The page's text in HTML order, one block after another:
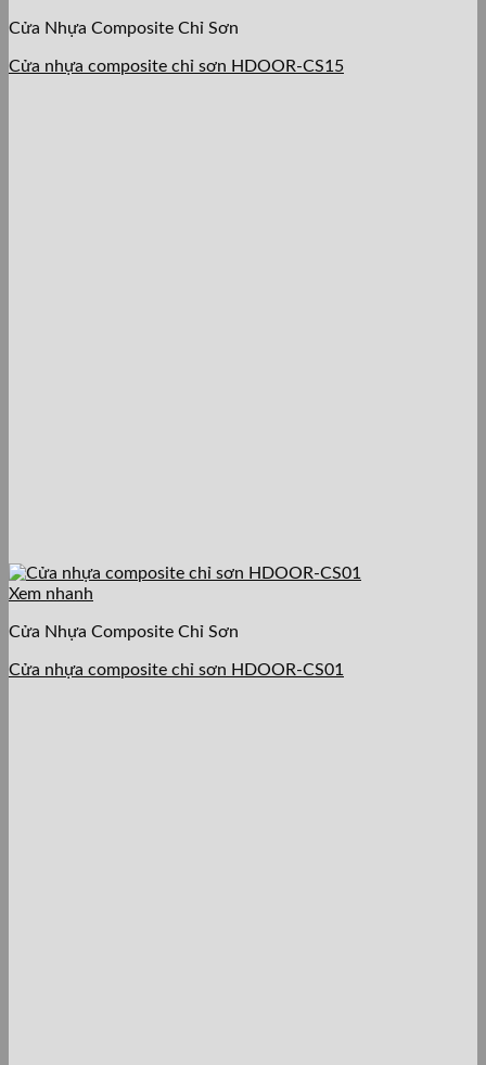
Cửa Nhựa Composite Chỉ Sơn
Cửa nhựa composite chỉ sơn HDOOR-CS15
Xem nhanh
Cửa Nhựa Composite Chỉ Sơn
Cửa nhựa composite chỉ sơn HDOOR-CS01